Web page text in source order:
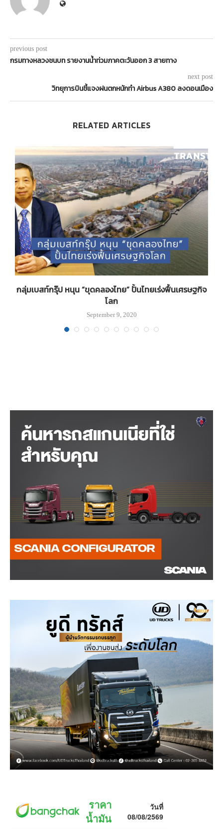
previous post
กรมทางหลวงชนบท รายงานน้ำท่วมภาคตะวันออก 3 สายทาง
next post
วิทยุการบินชี้แจงฝนตกหนักทำ Airbus A380 ลงดอนเมือง
RELATED ARTICLES
กลุ่มเบสท์กรุ๊ป หนุน “ขุดคลองไทย” ปั้นไทยเร่งฟื้นเศรษฐกิจ
โลก
September 9, 2020